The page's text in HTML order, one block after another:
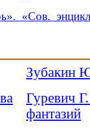
«Сов.
Зубакин
Гуревич
фантазий